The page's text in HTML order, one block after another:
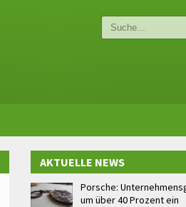
AKTUELLE NEWS
Porsche:
um über 40 Prozent ein